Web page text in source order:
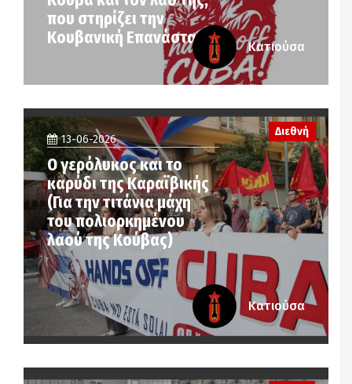
που στηρίζει την
Κουβανική Επανάσταση
Κατιούσα
13-06-2026
Ο γερόλυκος και το
καρύδι της Καραϊβικής
(Για την τιτάνια μάχη
του πολιορκημένου
λαού της Κούβας)
Διεθνή
Κατιούσα